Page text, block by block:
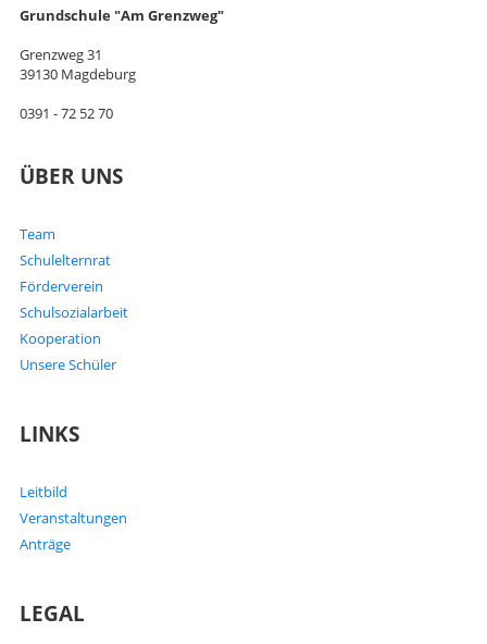
Grundschule "Am Grenzweg"
Grenzweg 31
39130 Magdeburg
0391 - 72 52 70
ÜBER UNS
Team
Schulelternrat
Förderverein
Schulsozialarbeit
Kooperation
Unsere Schüler
LINKS
Leitbild
Veranstaltungen
Anträge
LEGAL